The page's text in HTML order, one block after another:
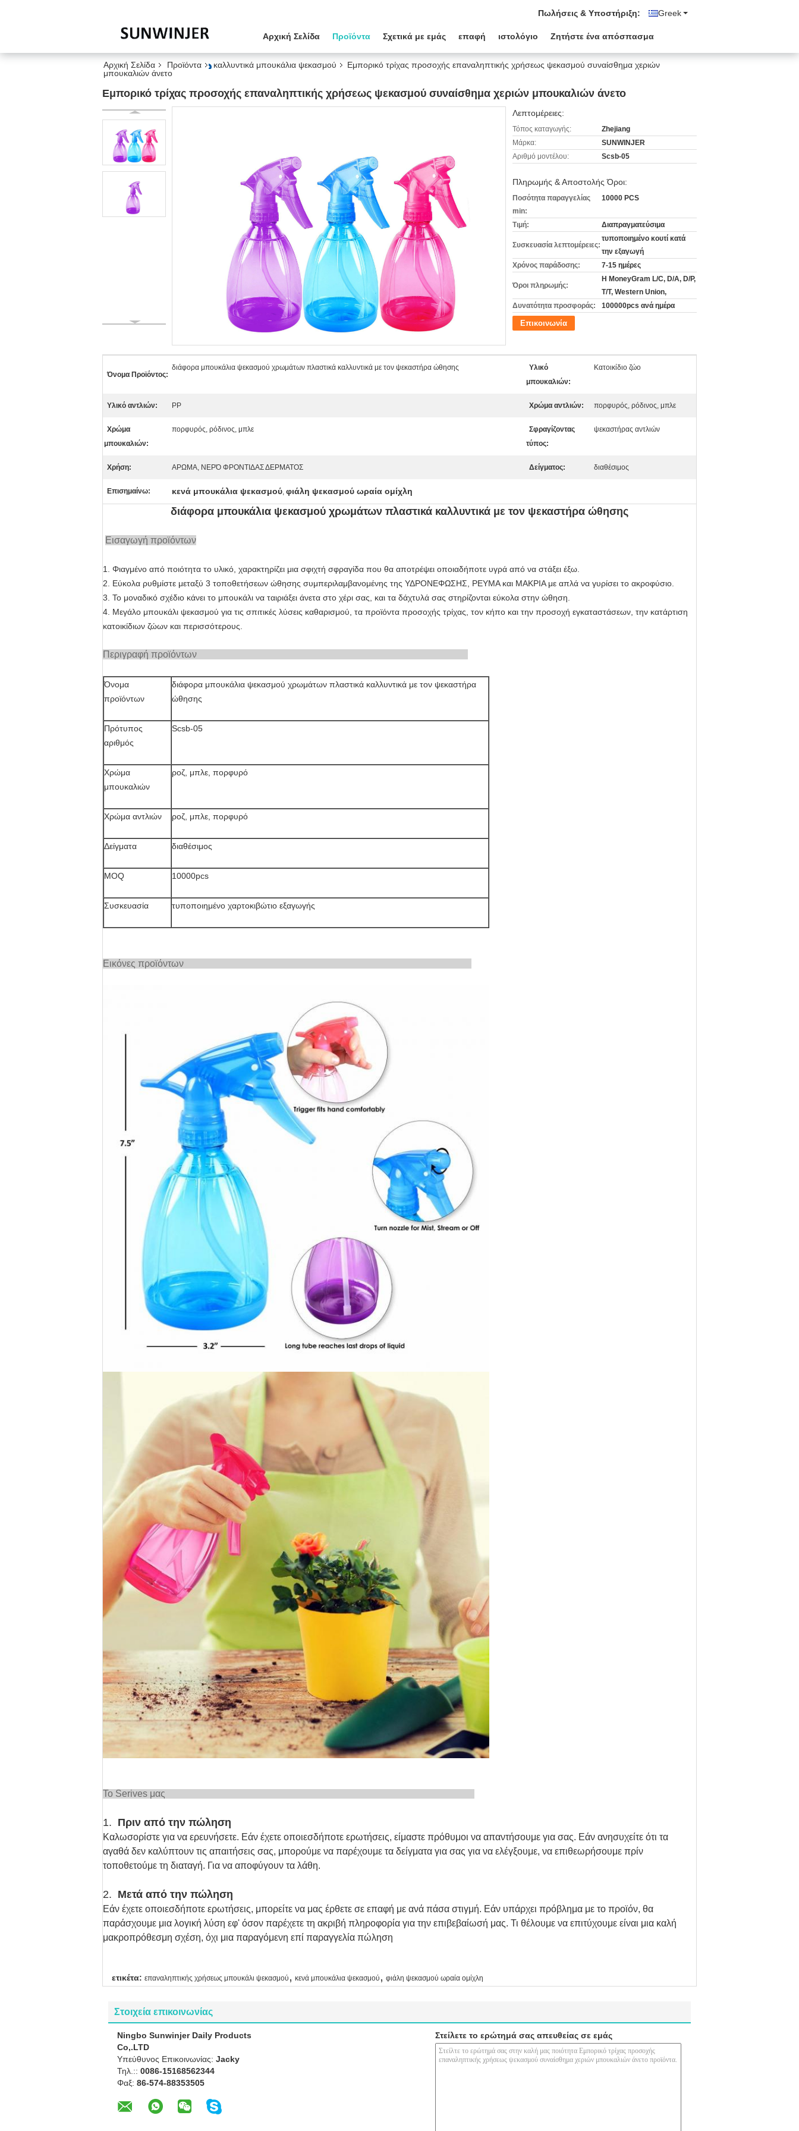
Greek
Πωλήσεις & Υποστήριξη:
Αρχική Σελίδα Προϊόντα Σχετικά με εμάς επαφή ιστολόγιο Ζητήστε ένα απόσπασμα
Αρχική Σελίδα Προϊόντα καλλυντικά μπουκάλια ψεκασμού
Εμπορικό τρίχας προσοχής επαναληπτικής χρήσεως ψεκασμού συναίσθημα χεριών
μπουκαλιών άνετο
Εμπορικό τρίχας προσοχής επαναληπτικής χρήσεως ψεκασμού συναίσθημα χεριών μπουκαλιών άνετο
Λεπτομέρειες:
Τόπος καταγωγής:
Zhejiang
Μάρκα:
SUNWINJER
Αριθμό μοντέλου:
Scsb-05
Πληρωμής & Αποστολής Όροι:
Ποσότητα παραγγελίας
min:
10000 PCS
Τιμή: Διαπραγματεύσιμα
Συσκευασία λεπτομέρειες:
τυποποιημένο κουτί κατά
την εξαγωγή
Χρόνος παράδοσης:
7-15 ημέρες
Όροι πληρωμής:
Η MoneyGram L/C, D/A, D/P,
T/T, Western Union,
Δυνατότητα προσφοράς:
100000pcs ανά ημέρα
Επικοινωνία
Όνομα Προϊόντος:
διάφορα μπουκάλια ψεκασμού χρωμάτων πλαστικά καλλυντικά με τον ψεκαστήρα ώθησης
Υλικό
μπουκαλιών:
Κατοικίδιο ζώο
Υλικό αντλιών: PP Χρώμα αντλιών: πορφυρός, ρόδινος, μπλε
Χρώμα
μπουκαλιών:
πορφυρός, ρόδινος, μπλε
Σφραγίζοντας
τύπος:
ψεκαστήρας αντλιών
Χρήση: ΑΡΩΜΑ, ΝΕΡΌ ΦΡΟΝΤΙΔΑΣ ΔΕΡΜΑΤΟΣ Δείγματος: διαθέσιμος
Επισημαίνω: κενά μπουκάλια ψεκασμού, φιάλη ψεκασμού ωραία ομίχλη
διάφορα μπουκάλια ψεκασμού χρωμάτων πλαστικά καλλυντικά με τον ψεκαστήρα ώθησης
Εισαγωγή προϊόντων
1. Φιαγμένο από ποιότητα το υλικό, χαρακτηρίζει μια σφιχτή σφραγίδα που θα αποτρέψει οποιαδήποτε υγρά από να στάξει έξω.
2. Εύκολα ρυθμίστε μεταξύ 3 τοποθετήσεων ώθησης συμπεριλαμβανομένης της ΥΔΡΟΝΕΦΩΣΗΣ, ΡΕΥΜΑ και ΜΑΚΡΙΑ με απλά να γυρίσει το ακροφύσιο.
3. Το μοναδικό σχέδιο κάνει το μπουκάλι να ταιριάξει άνετα στο χέρι σας, και τα δάχτυλά σας στηρίζονται εύκολα στην ώθηση.
4. Μεγάλο μπουκάλι ψεκασμού για τις σπιτικές λύσεις καθαρισμού, τα προϊόντα προσοχής τρίχας, τον κήπο και την προσοχή εγκαταστάσεων, την κατάρτιση
κατοικίδιων ζώων και περισσότερους.
Περιγραφή προϊόντων
Όνομα
προϊόντων
διάφορα μπουκάλια ψεκασμού χρωμάτων πλαστικά καλλυντικά με τον ψεκαστήρα
ώθησης
Πρότυπος
αριθμός
Scsb-05
Χρώμα
μπουκαλιών
ροζ, μπλε, πορφυρό
Χρώμα αντλιών ροζ, μπλε, πορφυρό
Δείγματα διαθέσιμος
MOQ 10000pcs
Συσκευασία τυποποιημένο χαρτοκιβώτιο εξαγωγής
Εικόνες προϊόντων
Το Serives μας
1. Πριν από την πώληση
Καλωσορίστε για να ερευνήσετε. Εάν έχετε οποιεσδήποτε ερωτήσεις, είμαστε πρόθυμοι να απαντήσουμε για σας. Εάν ανησυχείτε ότι τα
αγαθά δεν καλύπτουν τις απαιτήσεις σας, μπορούμε να παρέχουμε τα δείγματα για σας για να ελέγξουμε, να επιθεωρήσουμε πρίν
τοποθετούμε τη διαταγή. Για να αποφύγουν τα λάθη.
2. Μετά από την πώληση
Εάν έχετε οποιεσδήποτε ερωτήσεις, μπορείτε να μας έρθετε σε επαφή με ανά πάσα στιγμή. Εάν υπάρχει πρόβλημα με το προϊόν, θα
παράσχουμε μια λογική λύση εφ' όσον παρέχετε τη ακριβή πληροφορία για την επιβεβαίωσή μας. Τι θέλουμε να επιτύχουμε είναι μια καλή
μακροπρόθεσμη σχέση, όχι μια παραγόμενη επί παραγγελία πώληση
ετικέτα: επαναληπτικής χρήσεως μπουκάλι ψεκασμού , κενά μπουκάλια ψεκασμού , φιάλη ψεκασμού ωραία ομίχλη
Στοιχεία επικοινωνίας
Ningbo Sunwinjer Daily Products
Co,.LTD
Υπεύθυνος Επικοινωνίας: Jacky
Τηλ.:: 0086-15168562344
Φαξ: 86-574-88353505
Στείλετε το ερώτημά σας απευθείας σε εμάς